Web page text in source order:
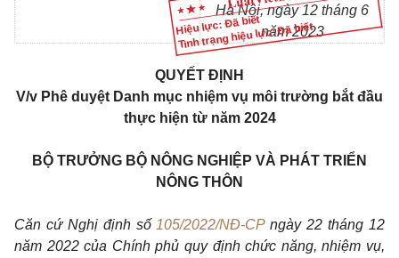
Hiệu lực: Đã biết
Tình trạng hiệu lực: Đã biết
Hà Nội, ngày 12 tháng 6
năm 2023
QUYẾT ĐỊNH
V/v Phê duyệt Danh mục nhiệm vụ môi trường bắt đầu
thực hiện từ năm 2024
BỘ TRƯỞNG BỘ NÔNG NGHIỆP VÀ PHÁT TRIỂN
NÔNG THÔN
Căn cứ Nghị định số 105/2022/NĐ-CPngày 22 tháng 12
năm 2022 của Chính phủ quy định chức năng, nhiệm vụ,